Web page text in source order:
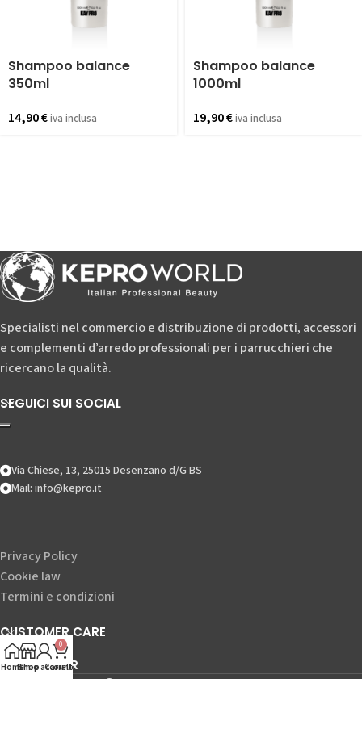
Shampoo balance
350ml
14,90€iva inclusa
Shampoo balance
1000ml
19,90€iva inclusa
Specialisti nel commercio e distribuzione di prodotti, accessori
e complementi d’arredo professionali per i parrucchieri che
ricercano la qualità.
SEGUICI SUI SOCIAL
Via Chiese, 13, 25015 Desenzano d/G BS
Mail: info@kepro.it
Privacy Policy
Cookie law
Termini e condizioni
CUSTOMER CARE
NEWSLETTER
-
HomeShop
Il mio account
0
Carrello